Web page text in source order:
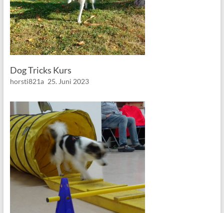
Dog Tricks Kurs
horsti821a 25. Juni 2023